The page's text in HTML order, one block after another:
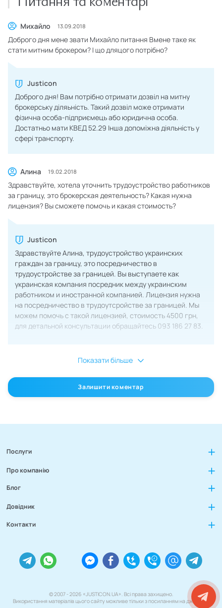
Михайло 13.09.2018
Доброго дня мене звати Михайло питання Вмене таке як
стати митним брокером? І що дляцого потрібно?
Justicon
Доброго дня! Вам потрібно отримати дозвіл на митну
брокерську діляьність. Такий дозвіл може отримати
фізична особа-підприємець або юридична особа.
Достатньо мати КВЕД 52.29 Інша допоміжна діяльність у
сфері транспорту.
Алина 19.02.2018
Здравствуйте, хотела уточнить трудоустройство работников
за границу, это брокерская деятельность? Какая нужна
лицензия? Вы сможете помочь и какая стоимость?
Justicon
Здравствуйте Алина, трудоустройство украинских
граждан за границу, это посредничество в
трудоустройстве за границей. Вы выступаете как
украинская компания посредник между украинским
работником и иностранной компанией. Лицензия нужна
на посредничество в трудоутсройстве за границей. Мы
можем помочь с такой лицензией, стоимость 4500 грн,
для детальной консультации обращайтесь ‎093 186 27 83.
Показати більше
Залишити коментар
Послуги
Про компанію
Блог
Довідник
Контакти
© 2007 - 2026 «JUSTICON.UA». Всі права захищено.
Використання матеріалів цього сайту можливе тільки з посиланням на джерело.